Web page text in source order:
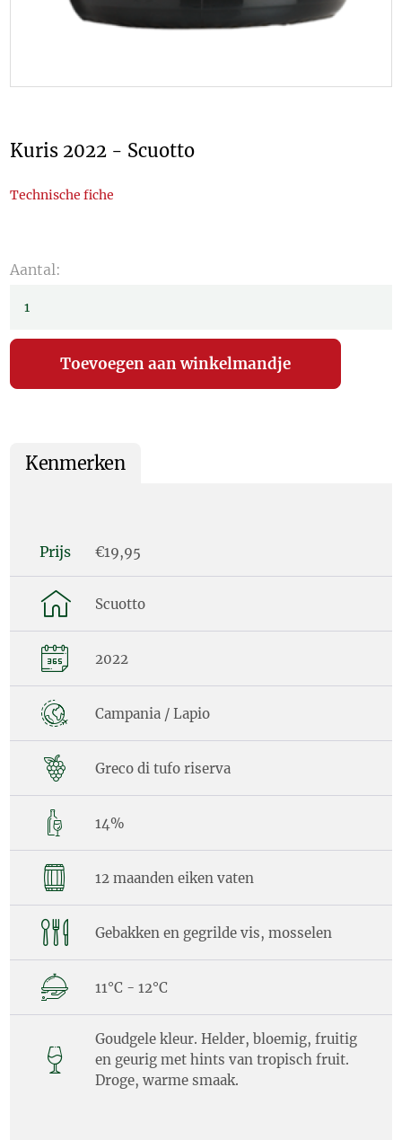
Kuris 2022 - Scuotto
Technische fiche
Aantal:
Kenmerken
Prijs €19,95
Scuotto
2022
Campania / Lapio
Greco di tufo riserva
14%
12 maanden eiken vaten
Gebakken en gegrilde vis, mosselen
11°C - 12°C
Goudgele kleur. Helder, bloemig, fruitig
en geurig met hints van tropisch fruit.
Droge, warme smaak.